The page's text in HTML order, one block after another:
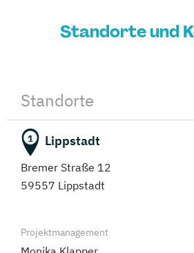
Standorte und
Standorte
1 Lippstadt
Bremer Straße 12
59557 Lippstadt
Projektmanagement